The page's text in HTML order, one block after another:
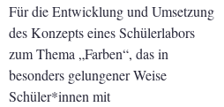
Für die Entwicklung und Umsetzung
des Konzepts eines Schülerlabors
zum Thema „Farben“, das in
besonders gelungener Weise
Schüler*innen mit